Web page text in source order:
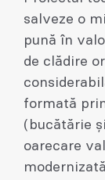
salveze o
pună în
de clădire
formată
(bucătărie
oarecare